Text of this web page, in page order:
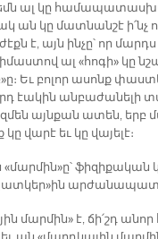
ալ կը
ան կը մատ­նան­շէ ի՛նչ
է, այն ին­չը՝ որ
ալ «հո­գի» կը
Եւ բո­լոր ա­սոնք
էա­կին ան­բա­ժա­նե­լի
այն­քան ա­տեն, երբ
վա­րէ եւ կը վա­յե­լէ։
«մար­մին»ը՝
մար­մին» է, ճի՛շդ